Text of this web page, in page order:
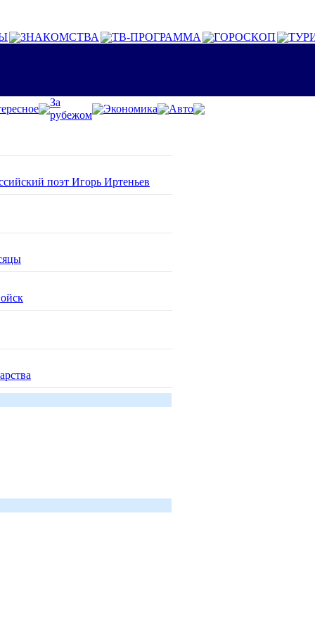
ЗНАКОМСТВА ТВ-ПРОГРАММА ГОРОСКОП
За
рубежом
Экономика Авто
поэт Игорь Иртеньев